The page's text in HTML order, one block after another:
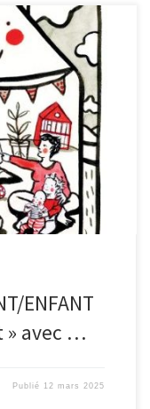
Hennen vous invitent
d’éveil artistique
à votre bébé
cet atelier créatif,
ENFANT
» avec …
Publié 12 mars 2025